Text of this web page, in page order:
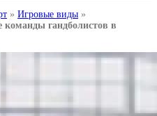
» Игровые виды »
команды гандболистов в